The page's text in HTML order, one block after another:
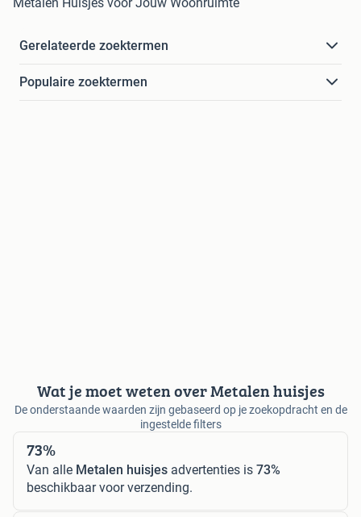
Metalen Huisjes voor Jouw Woonruimte
Gerelateerde zoektermen
Populaire zoektermen
Wat je moet weten over Metalen huisjes
De onderstaande waarden zijn gebaseerd op je zoekopdracht en de
ingestelde filters
73%
Van alle Metalen huisjes advertenties is 73%
beschikbaar voor verzending.